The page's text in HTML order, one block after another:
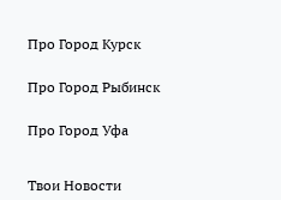
Про Город Курск
Про Город Рыбинск
Про Город Уфа
Твои Новости